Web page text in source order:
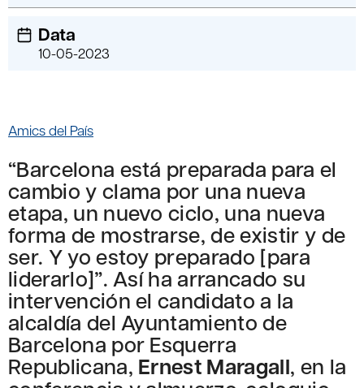
Data
10-05-2023
Amics del País
“Barcelona está preparada para el
cambio y clama por una nueva
etapa, un nuevo ciclo, una nueva
forma de mostrarse, de existir y de
ser. Y yo estoy preparado [para
liderarlo]”. Así ha arrancado su
intervención el candidato a la
alcaldía del Ayuntamiento de
Barcelona por Esquerra
Republicana, Ernest Maragall, en la